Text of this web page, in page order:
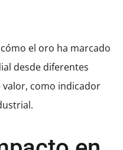
el oro ha marcado
desde diferentes
valor, como indicador